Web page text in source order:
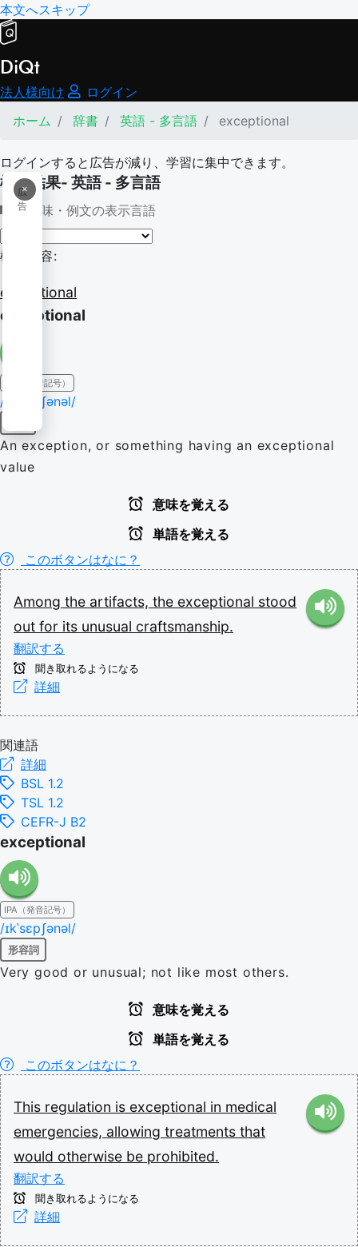
本文へスキップ
DiQt
法人様向け
ログイン
ホーム
辞書 英語 - 多言語 exceptional
ログインすると広告が減り、学習に集中できます。
×
広
告
検索結果- 英語 - 多言語
意味・例文の表示言語
検索内容:
exceptional
exceptional
IPA（発音記号）
/ɪkˈsɛpʃənəl/
An exception, or something having an exceptional
value
意味を覚える
単語を覚える
このボタンはなに？
Among the artifacts, the exceptional stood
out for its unusual craftsmanship.
翻訳する
聞き取れるようになる
詳細
関連語
詳細
BSL 1.2
TSL 1.2
CEFR-J B2
exceptional
IPA（発音記号）
/ɪkˈsɛpʃənəl/
形容詞
Very good or unusual; not like most others.
意味を覚える
単語を覚える
このボタンはなに？
This regulation is exceptional in medical
emergencies, allowing treatments that
would otherwise be prohibited.
翻訳する
聞き取れるようになる
詳細